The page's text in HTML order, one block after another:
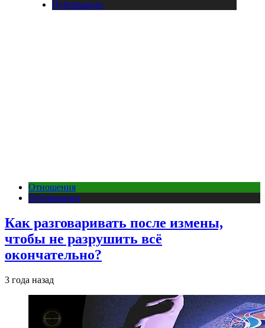
Публикации
Отношения
Публикации
Как разговаривать после измены,
чтобы не разрушить всё
окончательно?
3 года назад